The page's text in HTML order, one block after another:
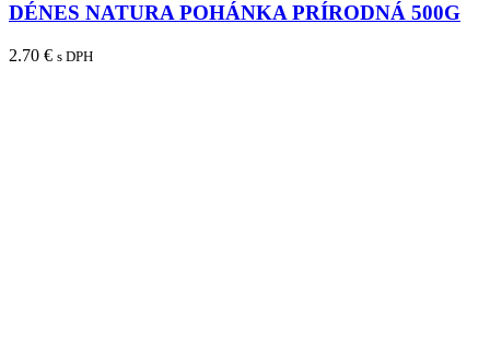
DÉNES NATURA POHÁNKA PRÍRODNÁ 500G
2.70 € s DPH